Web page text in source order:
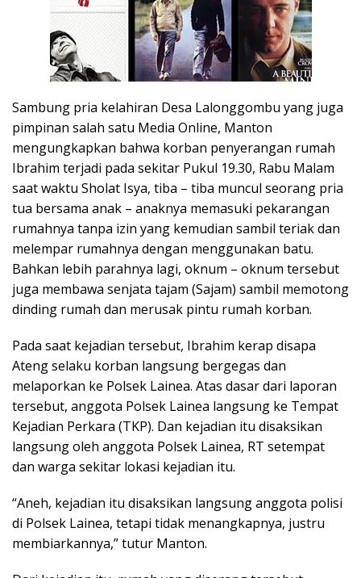
Sambung pria kelahiran Desa Lalonggombu yang juga
pimpinan salah satu Media Online, Manton
mengungkapkan bahwa korban penyerangan rumah
Ibrahim terjadi pada sekitar Pukul 19.30, Rabu Malam
saat waktu Sholat Isya, tiba – tiba muncul seorang pria
tua bersama anak – anaknya memasuki pekarangan
rumahnya tanpa izin yang kemudian sambil teriak dan
melempar rumahnya dengan menggunakan batu.
Bahkan lebih parahnya lagi, oknum – oknum tersebut
juga membawa senjata tajam (Sajam) sambil memotong
dinding rumah dan merusak pintu rumah korban.
Pada saat kejadian tersebut, Ibrahim kerap disapa
Ateng selaku korban langsung bergegas dan
melaporkan ke Polsek Lainea. Atas dasar dari laporan
tersebut, anggota Polsek Lainea langsung ke Tempat
Kejadian Perkara (TKP). Dan kejadian itu disaksikan
langsung oleh anggota Polsek Lainea, RT setempat
dan warga sekitar lokasi kejadian itu.
“Aneh, kejadian itu disaksikan langsung anggota polisi
di Polsek Lainea, tetapi tidak menangkapnya, justru
membiarkannya,” tutur Manton.